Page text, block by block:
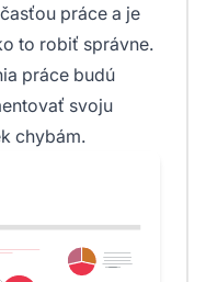
práce a je
to robiť správne.
práce budú
svoju
chybám.